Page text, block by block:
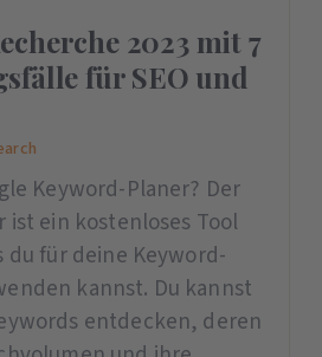
2023 mit 7
für SEO und
Keyword-Planer? Der
ist ein kostenloses Tool
du für deine Keyword-
kannst. Du kannst
entdecken, deren